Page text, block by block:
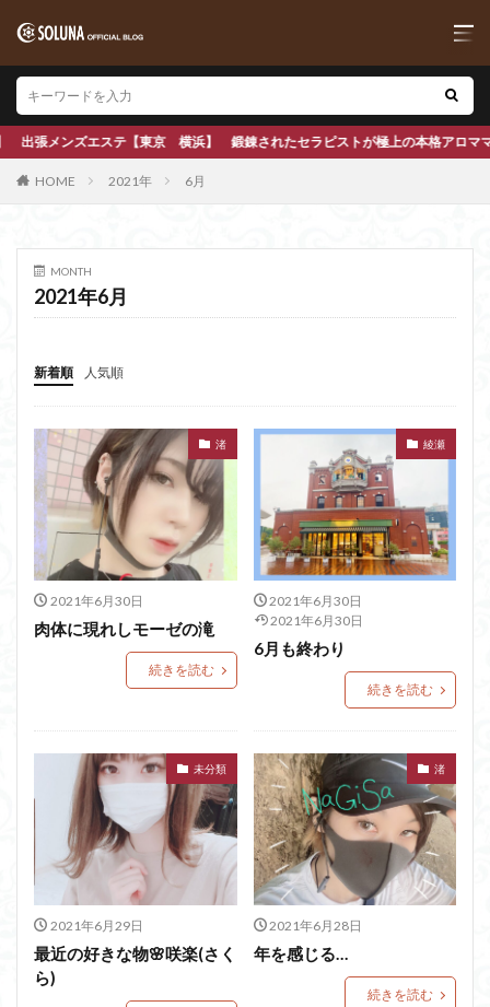
浜】 鍛錬されたセラピストが極上の本格アロママッサージで心も身体も
HOME 2021年 6月
MONTH
2021年6月
新着順 人気順
渚
2021年6月30日
肉体に現れしモーゼの滝
続きを読む
綾瀬
2021年6月30日
2021年6月30日
6月も終わり
続きを読む
未分類
2021年6月29日
最近の好きな物🌸咲楽(さく
ら)
渚
2021年6月28日
年を感じる…
続きを読む